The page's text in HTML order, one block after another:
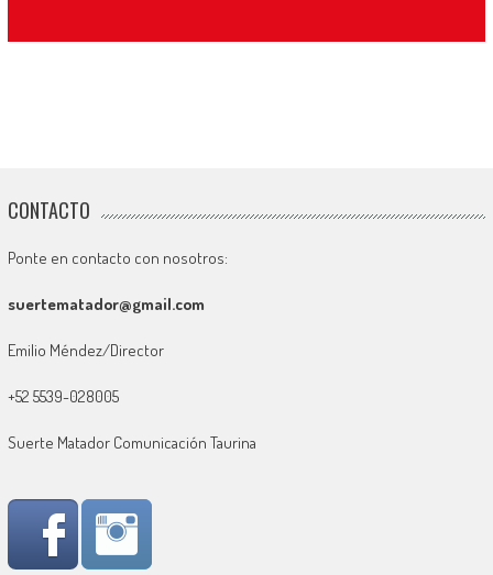
CONTACTO
Ponte en contacto con nosotros:
suertematador@gmail.com
Emilio Méndez/Director
+52 5539-028005
Suerte Matador Comunicación Taurina